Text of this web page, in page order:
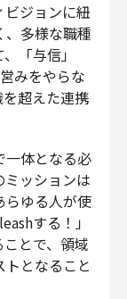
ジョンに紐
、多様な職種
「与信」
みをやらな
超えた連携
一体となる必
ッションは
らゆる人が使
する！」
とで、領域
となること